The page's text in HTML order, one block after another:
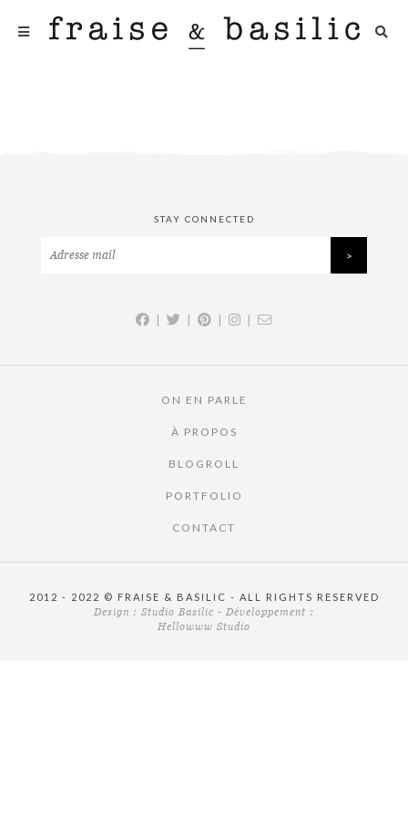
STAY CONNECTED
| | | |
ON EN PARLE
À PROPOS
BLOGROLL
PORTFOLIO
CONTACT
2012 - 2022 © FRAISE & BASILIC - ALL RIGHTS RESERVED
Design : Studio Basilic - Développement :
Hellowww Studio